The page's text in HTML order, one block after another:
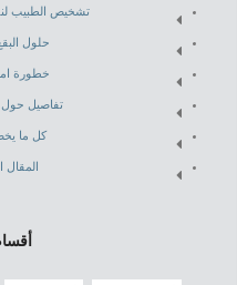
تشخيص الطبيب
حلول
خطورة
تفاصيل حول
كل ما